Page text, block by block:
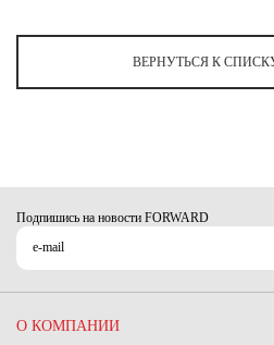
ВЕРНУТЬСЯ К
Подпишись на новости FORWARD
О КОМПАНИИ